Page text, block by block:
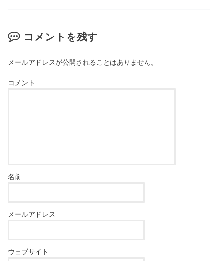
コメントを残す
メールアドレスが公開されることはありません。
コメント
名前
メールアドレス
ウェブサイト